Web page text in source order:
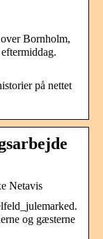
Bornholm,
på nettet
Netavis
og gæsterne